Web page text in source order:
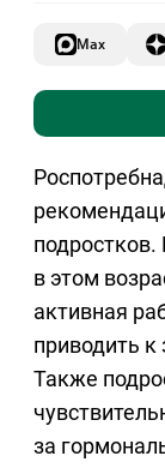
Max
в этом
активная
приводить
Также
за